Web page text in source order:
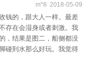
m*8 2018-05-09
钱的，跟大人一样。最差
存在会湿身或者刺激。我
，结果是图二，船侧都没
碰到水那么好玩。我觉得